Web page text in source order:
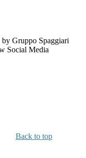
Gruppo Spaggiari
Social Media
Back to top